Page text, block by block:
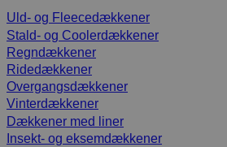
Uld- og Fleecedækkener
Stald- og Coolerdækkener
Regndækkener
Ridedækkener
Overgangsdækkener
Vinterdækkener
Dækkener med liner
Insekt- og eksemdækkener